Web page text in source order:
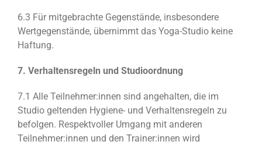
6.3 Für mitgebrachte Gegenstände, insbesondere
Wertgegenstände, übernimmt das Yoga-Studio keine
Haftung.
7. Verhaltensregeln und Studioordnung
7.1 Alle Teilnehmer:innen sind angehalten, die im
Studio geltenden Hygiene- und Verhaltensregeln zu
befolgen. Respektvoller Umgang mit anderen
Teilnehmer:innen und den Trainer:innen wird